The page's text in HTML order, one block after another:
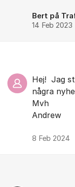
Bert på
14 Feb 2023
Hej! Jag
några
Mvh
Andrew
8 Feb 2024